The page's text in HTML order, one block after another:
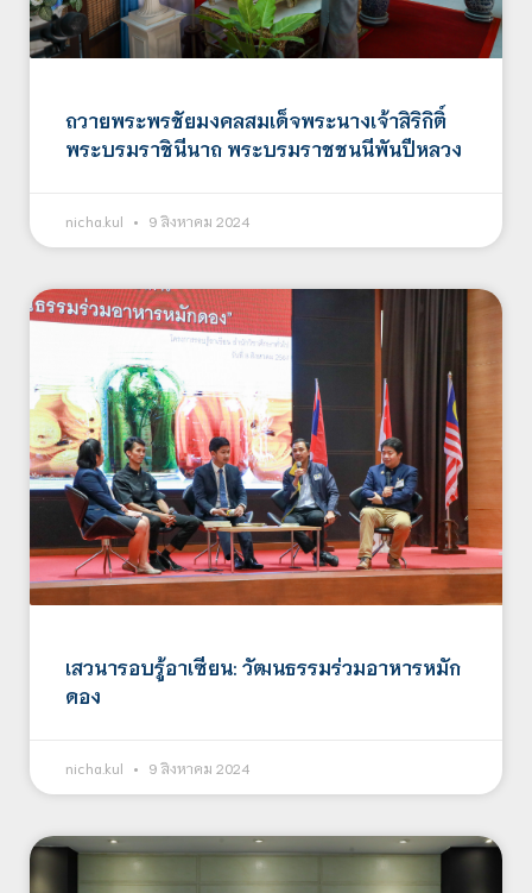
ถวายพระพรชัยมงคลสมเด็จพระนางเจ้าสิริกิติ์
พระบรมราชินีนาถ พระบรมราชชนนีพันปีหลวง
nicha.kul 9 สิงหาคม 2024
เสวนารอบรู้อาเซียน: วัฒนธรรมร่วมอาหารหมัก
ดอง
nicha.kul 9 สิงหาคม 2024